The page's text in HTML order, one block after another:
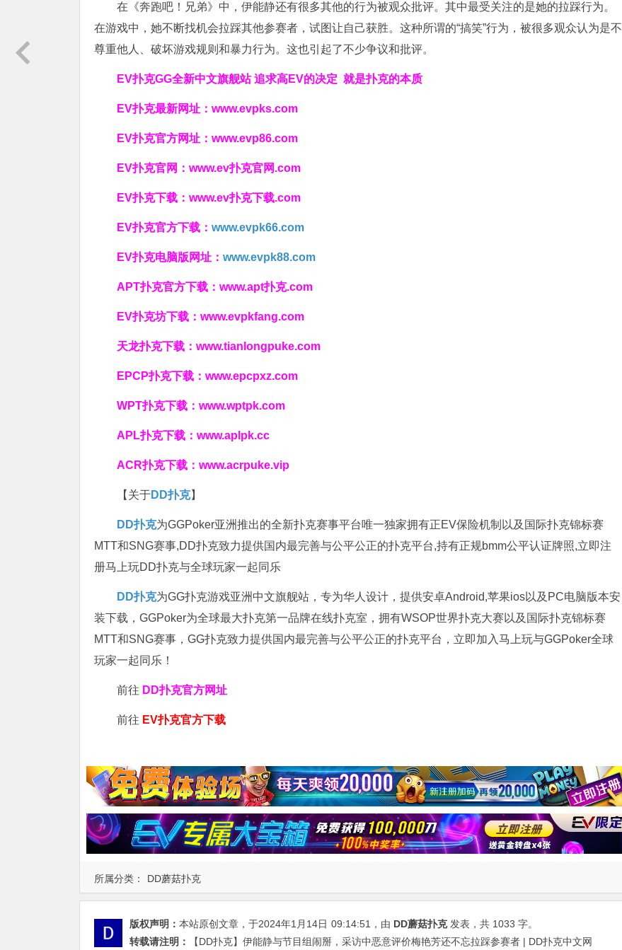
所属分类： DD蘑菇扑克
在《奔跑吧！兄弟》中，伊能静还有很多其他的行为被观众批评。其中最受关注的是她的拉踩行为。
在游戏中，她不断找机会拉踩其他参赛者，试图让自己获胜。这种所谓的“搞笑”行为，被很多观众认为是不
尊重他人、破坏游戏规则和暴力行为。这也引起了不少争议和批评。
EV扑克GG全新中文旗舰站追求高EV的决定 就是扑克的本质
EV扑克最新网址： www.evpks.com
EV扑克官方网址： www.evp86.com
EV扑克官网： www.ev扑克官网.com
EV扑克下载： www.ev扑克下载.com
EV扑克官方下载： www.evpk66.com
EV扑克电脑版网址： www.evpk88.com
APT扑克官方下载： www.apt扑克.com
EV扑克坊下载： www.evpkfang.com
天龙扑克下载： www.tianlongpuke.com
EPCP扑克下载： www.epcpxz.com
WPT扑克下载： www.wptpk.com
APL扑克下载： www.aplpk.cc
ACR扑克下载： www.acrpuke.vip
【关于DD扑克】
DD扑克为GGPoker亚洲推出的全新扑克赛事平台唯一独家拥有正EV保险机制以及国际扑克锦标赛
MTT和SNG赛事,DD扑克致力提供国内最完善与公平公正的扑克平台,持有正规bmm公平认证牌照,立即注
册马上玩DD扑克与全球玩家一起同乐
DD扑克为GG扑克游戏亚洲中文旗舰站，专为华人设计，提供安卓Android,苹果ios以及PC电脑版本安
装下载，GGPoker为全球最大扑克第一品牌在线扑克室，拥有WSOP世界扑克大赛以及国际扑克锦标赛
MTT和SNG赛事，GG扑克致力提供国内最完善与公平公正的扑克平台，立即加入马上玩与GGPoker全球
玩家一起同乐！
前往 DD扑克官方网址
前往 EV扑克官方下载
版权声明： 本站原创文章，于2024年1月14日 09:14:51 ，由 DD蘑菇扑克发表，共 1033 字。
转载请注明：
【DD扑克】伊能静与节目组闹掰，采访中恶意评价梅艳芳还不忘拉踩参赛者 | DD扑克中文网